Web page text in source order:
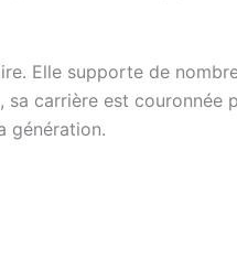
Elle supporte de
carrière est couronnée
génération.